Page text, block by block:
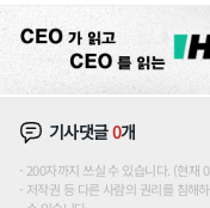
기사댓글0개
200자까지 쓰실 수 있습니다. (현
저작권 등 다른 사람의 권리를 침해